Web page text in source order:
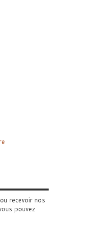
recevoir nos
pouvez